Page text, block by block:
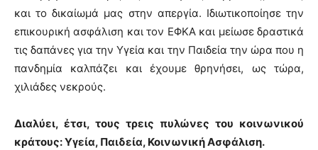
και το δικαίωμά μας στην απεργία. Ιδιωτικοποίησε την
επικουρική ασφάλιση και τον ΕΦΚΑ και μείωσε δραστικά
τις δαπάνες για την Υγεία και την Παιδεία την ώρα που η
πανδημία καλπάζει και έχουμε θρηνήσει, ως τώρα,
χιλιάδες νεκρούς.
Διαλύει, έτσι, τους τρεις πυλώνες του κοινωνικού
κράτους: Υγεία, Παιδεία, Κοινωνική Ασφάλιση.